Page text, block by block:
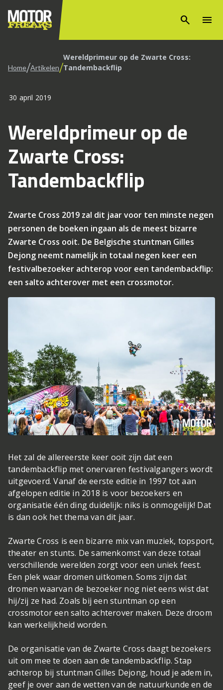
search menu
Home/Artikelen/Wereldprimeur op de Zwarte Cross:
Tandembackflip
30 april 2019
Wereldprimeur op de
Zwarte Cross:
Tandembackflip
Zwarte Cross 2019 zal dit jaar voor ten minste negen
personen de boeken ingaan als de meest bizarre
Zwarte Cross ooit. De Belgische stuntman Gilles
Dejong neemt namelijk in totaal negen keer een
festivalbezoeker achterop voor een tandembackflip:
een salto achterover met een crossmotor.
Het zal de allereerste keer ooit zijn dat een
tandembackflip met onervaren festivalgangers wordt
uitgevoerd. Vanaf de eerste editie in 1997 tot aan
afgelopen editie in 2018 is voor bezoekers en
organisatie één ding duidelijk: niks is onmogelijk! Dat
is dan ook het thema van dit jaar.
Zwarte Cross is een bizarre mix van muziek, topsport,
theater en stunts. De samenkomst van deze totaal
verschillende werelden zorgt voor een uniek feest.
Een plek waar dromen uitkomen. Soms zijn dat
dromen waarvan de bezoeker nog niet eens wist dat
hij/zij ze had. Zoals bij een stuntman op een
crossmotor een salto achterover maken. Deze droom
kan werkelijkheid worden.
De organisatie van de Zwarte Cross daagt bezoekers
uit om mee te doen aan de tandembackflip. Stap
achterop bij stuntman Gilles Dejong, houd je adem in,
geef je over aan de wetten van de natuurkunde en de